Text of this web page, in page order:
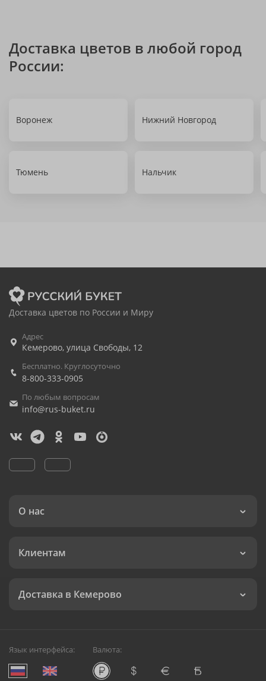
Доставка цветов в любой город
России:
Воронеж Нижний Новгород
Тюмень Нальчик
Доставка цветов по России и Миру
Адрес
Кемерово, улица Свободы, 12
Бесплатно. Круглосуточно
8-800-333-0905
По любым вопросам
info@rus-buket.ru
О нас
Клиентам
Доставка в Кемерово
Язык интерфейса: Валюта: